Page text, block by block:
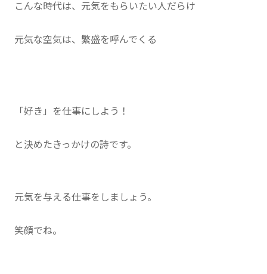
こんな時代は、元気をもらいたい人だらけ
元気な空気は、繁盛を呼んでくる
「好き」を仕事にしよう！
と決めたきっかけの詩です。
元気を与える仕事をしましょう。
笑顔でね。